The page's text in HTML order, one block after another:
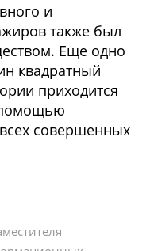
и
также был
Еще одно
квадратный
приходится
совершенных